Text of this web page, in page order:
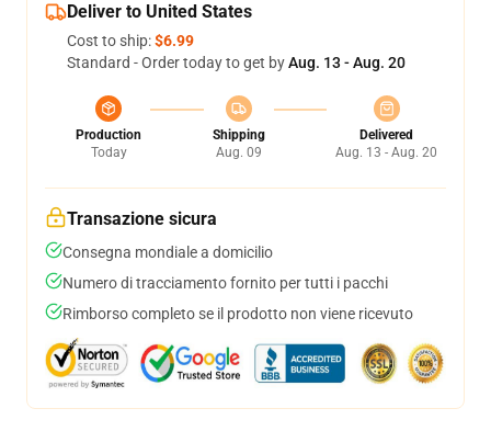
Deliver to United States
Cost to ship:$6.99
Standard - Order today to get byAug. 13 - Aug. 20
Production
Today
Shipping
Aug. 09
Delivered
Aug. 13 - Aug. 20
Transazione sicura
Consegna mondiale a domicilio
Numero di tracciamento fornito per tutti i pacchi
Rimborso completo se il prodotto non viene ricevuto